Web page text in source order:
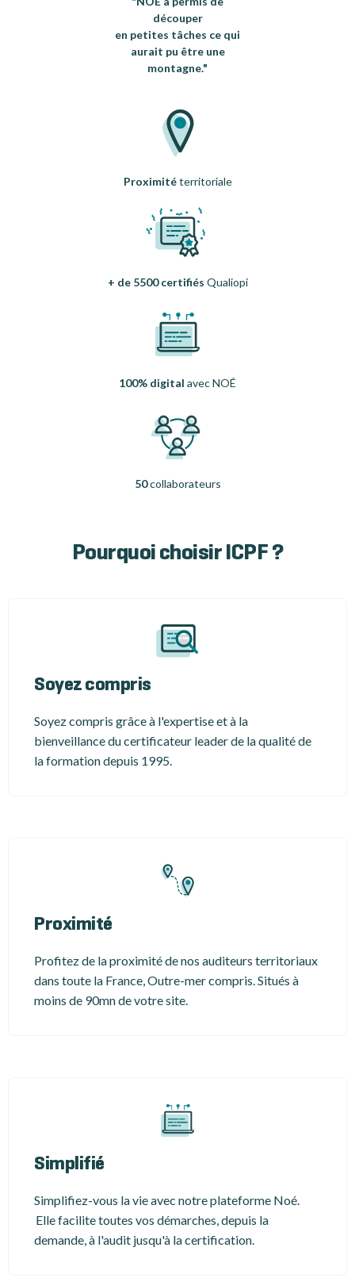
+ de 5500 certifiés Qualiopi
100% digital avec NOÉ
découper
en petites tâches ce qui
aurait pu être une
montagne."
50collaborateurs
Proximitéterritoriale
Pourquoi choisir ICPF ?
Soyez compris
Soyez compris grâce à l'expertise et à la
bienveillance du certificateur leader de la qualité de
la formation depuis 1995.
Proximité
Profitez de la proximité de nos auditeurs territoriaux
dans toute la France, Outre-mer compris. Situés à
moins de 90mn de votre site.
Simplifié
Simplifiez-vous la vie avec notre plateforme Noé.
Elle facilite toutes vos démarches, depuis la
demande, à l'audit jusqu'à la certification.